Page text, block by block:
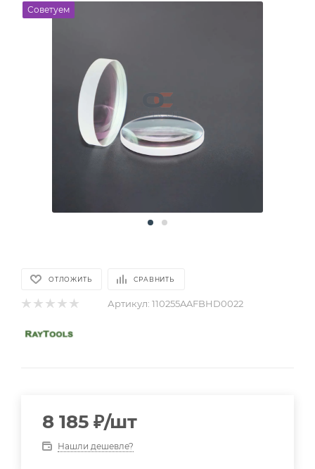
Советуем
ОТЛОЖИТЬ СРАВНИТЬ
Артикул: 110255AAFBHD0022
8 185 ₽/шт
Нашли дешевле?